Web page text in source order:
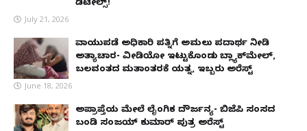
ಡಿಟೇಲ್ಸ್!
July 21, 2026
ವಾಯುಪಡೆ ಅಧಿಕಾರಿ ಪತ್ನಿಗೆ ಅಮಲು ಪದಾರ್ಥ ನೀಡಿ
ಅತ್ಯಾಚಾರ- ವೀಡಿಯೋ ಇಟ್ಟುಕೊಂಡು ಬ್ಲ್ಯಾಕ್‌ಮೇಲ್,
ಬಲವಂತದ ಮತಾಂತರಕ್ಕೆ ಯತ್ನ, ಇಬ್ಬರು ಅರೆಸ್ಟ್
June 18, 2026
ಅಪ್ರಾಪ್ತೆಯ ಮೇಲೆ ಲೈಂಗಿಕ ದೌರ್ಜನ್ಯ- ಬಿಜೆಪಿ ಸಂಸದ
ಬಂಡಿ ಸಂಜಯ್ ಕುಮಾರ್ ಪುತ್ರ ಅರೆಸ್ಟ್